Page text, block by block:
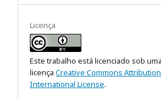
Licença
Este trabalho está licenciado sob uma
licença Creative Commons
International License.